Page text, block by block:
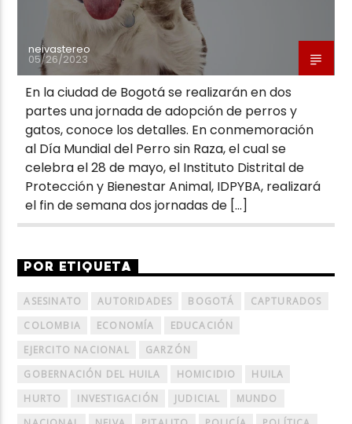
neivastereo
05/26/2023
En la ciudad de Bogotá se realizarán en dos
partes una jornada de adopción de perros y
gatos, conoce los detalles. En conmemoración
al Día Mundial del Perro sin Raza, el cual se
celebra el 28 de mayo, el Instituto Distrital de
Protección y Bienestar Animal, IDPYBA, realizará
el fin de semana dos jornadas de […]
POR ETIQUETA
ASESINATO AUTORIDADES BOGOTÁ
CAPTURADOS
COLOMBIA
ECONOMÍA
EDUCACIÓN
EJERCITO NACIONAL
GARZÓN
GOBERNACIÓN DEL HUILA
HOMICIDIO
HUILA
HURTO
INVESTIGACIÓN JUDICIAL
MUNDO